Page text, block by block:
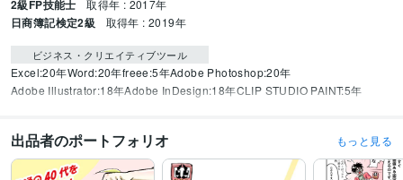
2級FP技能士 取得年 : 2017年
日商簿記検定2級 取得年 : 2019年
ビジネス・クリエイティブツール
Excel:20年Word:20年freee:5年Adobe Photoshop:20年
Adobe Illustrator:18年Adobe InDesign:18年CLIP STUDIO PAINT:5年
出品者のポートフォリオ もっと見る